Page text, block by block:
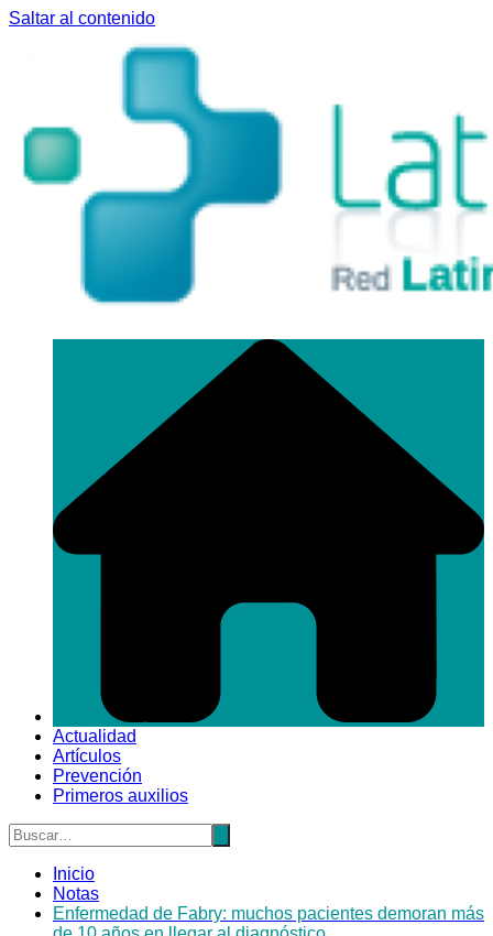
Saltar al contenido
Actualidad
Artículos
Prevención
Primeros auxilios
Inicio
Notas
Enfermedad de Fabry: muchos pacientes demoran más